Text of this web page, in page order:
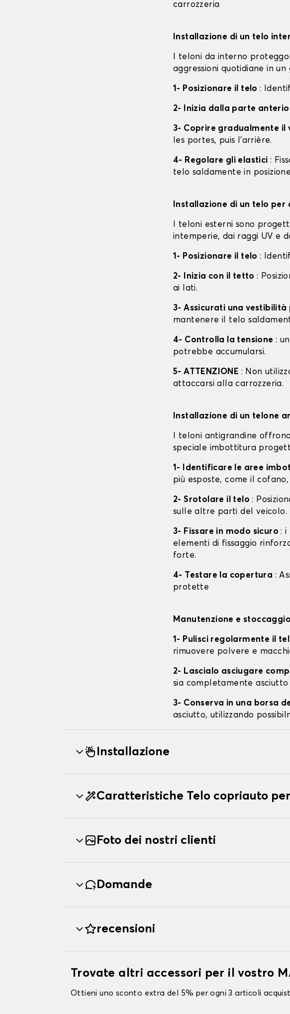
carrozzeria
Installazione di un telo
I teloni da interno
aggressioni quotidiane in un
1- Posizionare il telo:
2- Inizia dalla parte
3- Coprire gradualmente il
les portes, puis l'arrière.
4- Regolare gli elastici :
telo saldamente in
Installazione di un telo per
I teloni esterni sono
intemperie, dai raggi UV e
1- Posizionare il telo:
2- Inizia con il tetto:
ai lati.
3- Assicurati una
mantenere il telo
4- Controlla la tensione :
potrebbe accumularsi.
5- ATTENZIONE : Non
attaccarsi alla carrozzeria.
Installazione di un telone
I teloni antigrandine
speciale imbottitura
1- Identificare le aree
più esposte, come il
2- Srotolare il telo:
sulle altre parti del veicolo.
3- Fissare in modo sicuro: i
elementi di fissaggio
forte.
4- Testare la copertura :
protette
Manutenzione e
1- Pulisci regolarmente il
rimuovere polvere e
2- Lascialo asciugare
sia completamente
3- Conserva in una borsa
asciutto, utilizzando
Installazione
Caratteristiche Telo copriauto per
Foto dei nostri clienti
Domande
recensioni
Trovate altri accessori per il vostro
Ottieni uno sconto extra del 5% per ogni 3 articoli